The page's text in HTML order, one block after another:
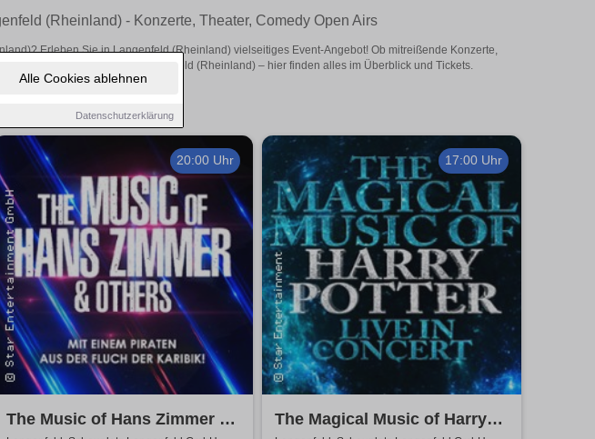
Alle Cookies ablehnen
Datenschutzerklärung
(Rheinland) - Konzerte, Theater, Comedy Open Airs
Erleben Sie in Langenfeld (Rheinland) vielseitiges Event-Angebot! Ob mitreißende Konzerte,
Veranstaltungen in Langenfeld (Rheinland) – hier finden alles im Überblick und Tickets.
20:00 Uhr
The Music of Hans Zimmer &
17:00 Uhr
The Magical Music of Harry